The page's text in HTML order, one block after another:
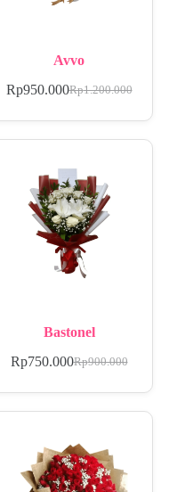
Avvo
Rp1.200.000
Rp950.000
Bastonel
Rp900.000
Rp750.000